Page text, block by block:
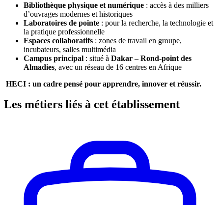
Bibliothèque physique et numérique : accès à des milliers
d’ouvrages modernes et historiques
Laboratoires de pointe : pour la recherche, la technologie et
la pratique professionnelle
Espaces collaboratifs : zones de travail en groupe,
incubateurs, salles multimédia
Campus principal : situé à Dakar – Rond-point des
Almadies, avec un réseau de 16 centres en Afrique
HECI : un cadre pensé pour apprendre, innover et réussir.
Les métiers liés à cet établissement